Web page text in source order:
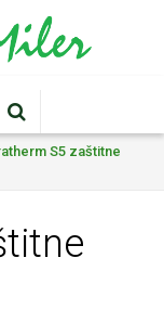
S5 zaštitne